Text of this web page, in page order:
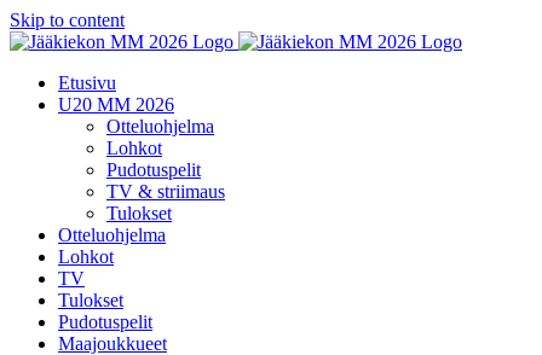
Skip to content
Etusivu
U20 MM 2026
Otteluohjelma
Lohkot
Pudotuspelit
TV & striimaus
Tulokset
Otteluohjelma
Lohkot
TV
Tulokset
Pudotuspelit
Maajoukkueet